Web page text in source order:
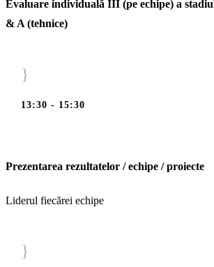
Evaluare individuală III (pe echipe) a
& A (tehnice)
}
13:30 - 15:30
Prezentarea rezultatelor / echipe / proiecte
Liderul fiecărei echipe
}